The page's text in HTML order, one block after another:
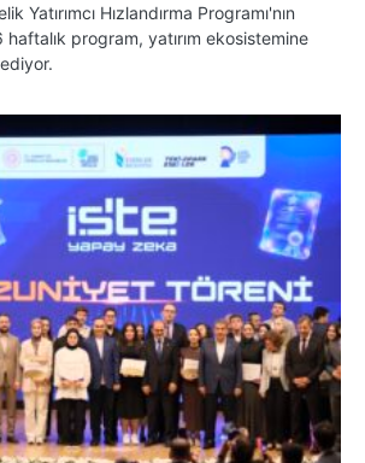
Yatırımcı Hızlandırma Programı'nın
haftalık program, yatırım ekosistemine